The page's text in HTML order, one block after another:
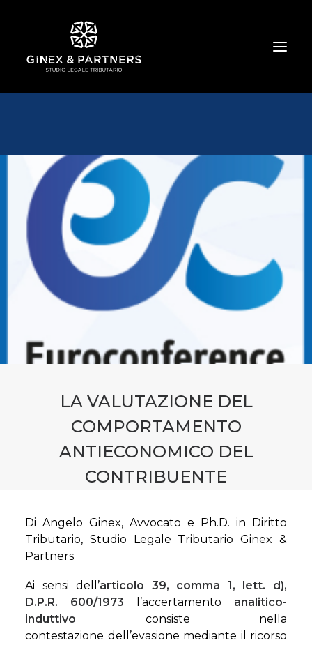
CHI SIAMO
TRIBUTARIO E PENALE TRIBUTARIO
GESTIONE E PROTEZIONE DEL PATRIMONIO
SOCIETARIO E CONTRATTUALISTICA
COMMERCIO INTERNAZIONALE
BANCARIO E FINANZIARIO
NEWS ED EVENTI
LA VALUTAZIONE DEL
COMPORTAMENTO
ANTIECONOMICO DEL
CONTRIBUENTE
Di Angelo Ginex, Avvocato e Ph.D. in Diritto
Tributario, Studio Legale Tributario Ginex &
Partners
Ai sensi dell’articolo 39, comma 1, lett. d),
D.P.R. 600/1973 l’accertamento analitico-
induttivo consiste nella
contestazione dell’evasione mediante il ricorso